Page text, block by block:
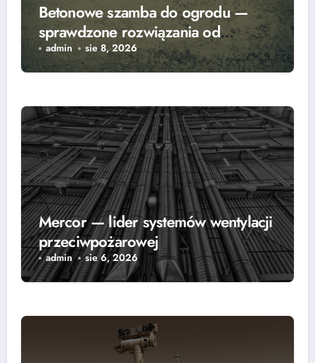
Betonowe szamba do ogrodu —
sprawdzone rozwiązania od
renomowanego producenta
admin sie 8, 2026
Mercor — lider systemów wentylacji
przeciwpożarowej
admin sie 6, 2026